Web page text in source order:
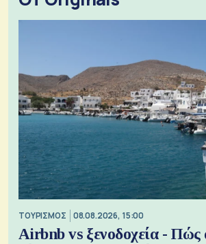
ΤΟΥΡΙΣΜΟΣ 08.08.2026, 15:00
Airbnb vs ξενοδοχεία - Πώς